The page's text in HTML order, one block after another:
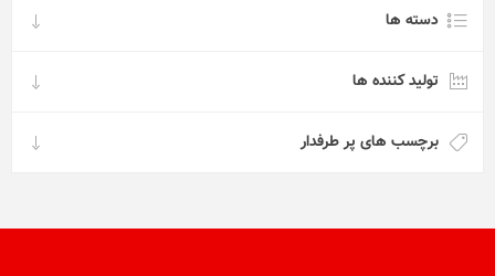
دسته ها
تولید کننده ها
برچسب های پر طرفدار